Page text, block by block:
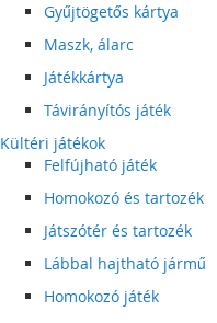
Gyűjtögetős kártya
Maszk, álarc
Játékkártya
Távirányítós játék
Kültéri játékok
Felfújható játék
Homokozó és tartozék
Játszótér és tartozék
Lábbal hajtható jármű
Homokozó játék